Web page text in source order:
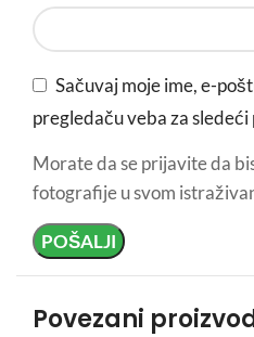
Sačuvaj moje ime, e-
pregledaču veba za
Morate da se prijavite da
fotografije u svom
Povezani